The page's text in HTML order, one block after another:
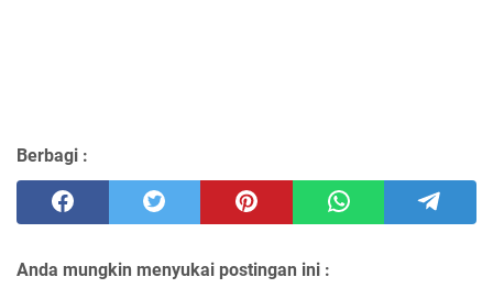
Berbagi :
Anda mungkin menyukai postingan ini :